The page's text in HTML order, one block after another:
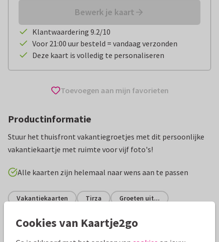
Bewerk je kaart
Klantwaardering 9.2/10
Voor 21:00 uur besteld = vandaag verzonden
Deze kaart is volledig te personaliseren
Toevoegen aan mijn favorieten
Productinformatie
Stuur het thuisfront vakantiegroetjes met dit persoonlijke
vakantiekaartje met ruimte voor vijf foto's!
Alle kaarten zijn helemaal naar wens aan te passen
Vakantiekaarten Tirza Groeten uit...
Specificaties bij deze kaart
Cookies van Kaartje2go